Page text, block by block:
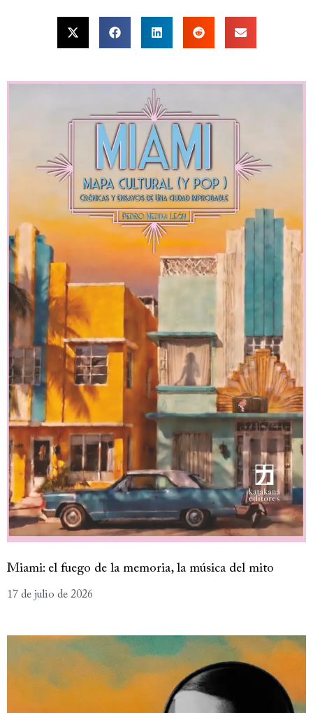
Miami: el fuego de la memoria, la música del mito
17 de julio de 2026